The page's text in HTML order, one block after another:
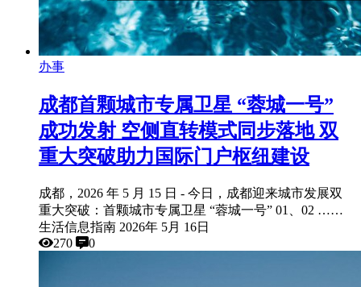
办事
成都首颗城市专属卫星 “蓉城一号”
成功发射 空侧直转模式同步落地 双
重大突破助力国际门户枢纽建设
成都，2026 年 5 月 15 日 - 今日，成都迎来城市发展双
重大突破：首颗城市专属卫星 “蓉城一号” 01、02 ……
生活信息指南 2026年 5月 16日
270
0